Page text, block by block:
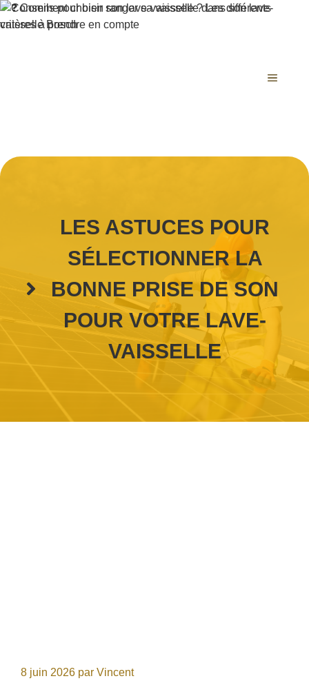
Aller
au
MENU
LES ASTUCES POUR
SÉLECTIONNER LA
BONNE PRISE DE SON
POUR VOTRE LAVE-
VAISSELLE
8 juin 2026 par Vincent